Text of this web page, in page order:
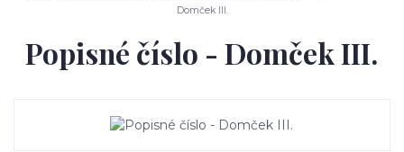
Domček III.
Popisné číslo - Domček III.